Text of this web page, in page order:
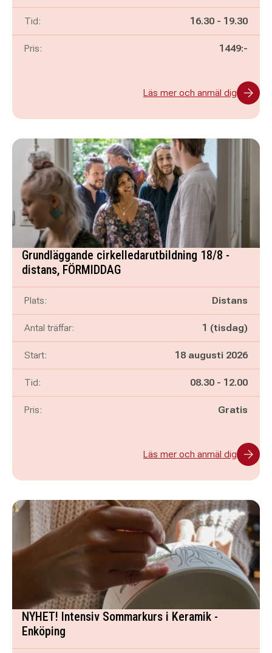
Tid: Pågår mellan
16.30 - och
19.30
Pris: 1449:-
Läs mer och anmäl dig
Grundläggande cirkelledarutbildning 18/8 -
distans, FÖRMIDDAG
Plats: Distans
Antal träffar: 1 (tisdag)
Start: 18 augusti 2026
Tid: Pågår mellan
08.30 - och
12.00
Pris: Gratis
Läs mer och anmäl dig
NYHET! Intensiv Sommarkurs i Keramik -
Enköping